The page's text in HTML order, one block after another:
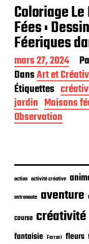
Coloriage
Fées :
Féeriques
D
a
t
e
d
e
p
i
a
t
i
o
n
mars 27, 2024
DansArt et
Étiquettes
jardin Maisons
Observation
action activité créative
astronaute aventure
course créativité
fantaisie Ferrari fleurs